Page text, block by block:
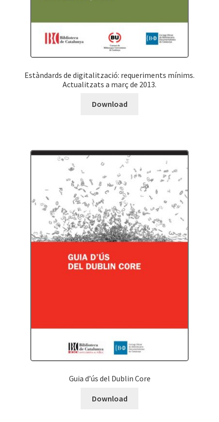
Estàndards de digitalització: requeriments mínims.
Actualitzats a març de 2013.
Download
Guia d’ús del Dublin Core
Download